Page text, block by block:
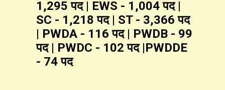
1,295 पद | EWS - 1,004 पद |
SC - 1,218 पद | ST - 3,366 पद
| PWDA - 116 पद | PWDB - 99
पद | PWDC - 102 पद |PWDDE
- 74 पद